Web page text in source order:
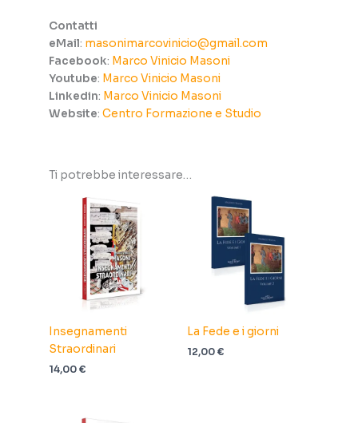
Contatti
eMail: masonimarcovinicio@gmail.com
Facebook: Marco Vinicio Masoni
Youtube: Marco Vinicio Masoni
Linkedin: Marco Vinicio Masoni
Website: Centro Formazione e Studio
Ti potrebbe interessare…
Insegnamenti
Straordinari
14,00€
La Fede e i giorni
12,00€